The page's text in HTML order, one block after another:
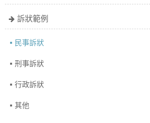
訴狀範例
民事訴狀
刑事訴狀
行政訴狀
其他